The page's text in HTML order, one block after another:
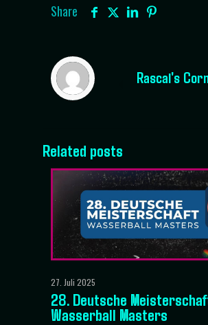
Share
Rascal's
Related posts
27. Juli 2025
28. Deutsche
Wasserball Masters